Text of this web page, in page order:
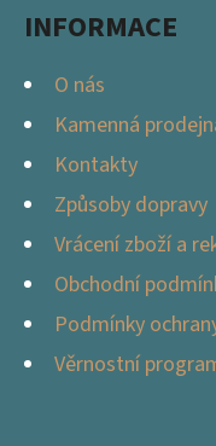
INFORMACE
O nás
Kamenná
Kontakty
Způsoby dopravy
Vrácení zboží a
Obchodní
Podmínky
Věrnostní